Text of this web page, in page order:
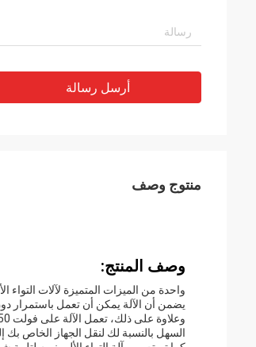
أرسل رسالة
منتوج وصف
وصف المنتج:
واحدة من الميزات المتميزة لآلات
يضمن أن الآلة يمكن أن تعمل باستمرار
السهل بالنسبة لك لنقل الجهاز الخاص